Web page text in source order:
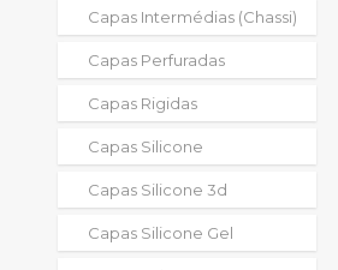
Capas Intermédias (chassi)
Capas Perfuradas
Capas Rigidas
Capas Silicone
Capas Silicone 3d
Capas Silicone Gel